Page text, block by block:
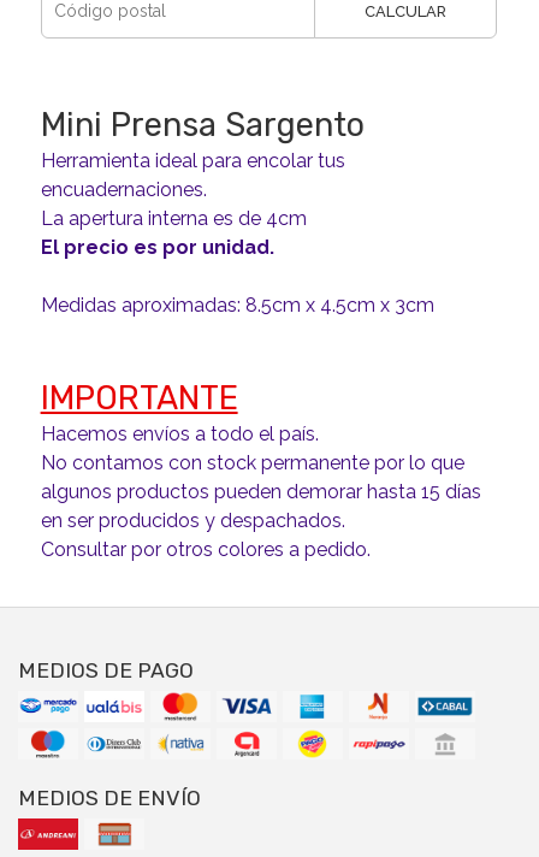
CALCULAR
Mini Prensa Sargento
Herramienta ideal para encolar tus
encuadernaciones.
La apertura interna es de 4cm
El precio es por unidad.
Medidas aproximadas: 8.5cm x 4.5cm x 3cm
IMPORTANTE
Hacemos envíos a todo el país.
No contamos con stock permanente por lo que
algunos productos pueden demorar hasta 15 días
en ser producidos y despachados.
Consultar por otros colores a pedido.
MEDIOS DE PAGO
MEDIOS DE ENVÍO